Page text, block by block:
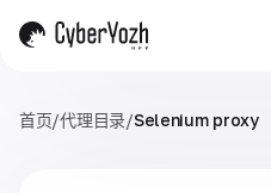
首页/代理目录/Selenium proxy